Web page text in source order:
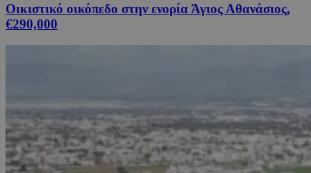
Οικιστικό οικόπεδο στην ενορία Άγιος Αθανάσιος,
€290,000